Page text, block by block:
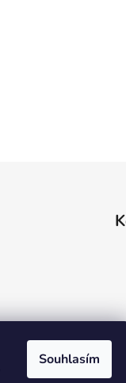
Souhlasím